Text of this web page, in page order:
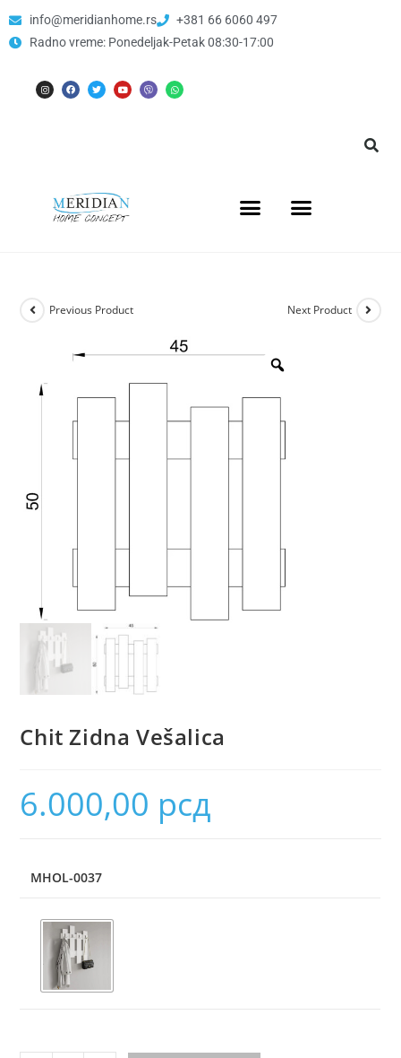
info@meridianhome.rs
+381 66 6060 497
Radno vreme: Ponedeljak-Petak 08:30-17:00
Previous Product Next Product
Chit Zidna Vešalica
6.000,00 рсд
MHOL-0037